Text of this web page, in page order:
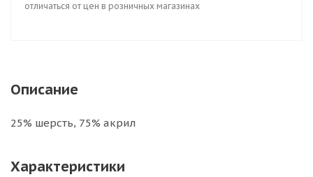
отличаться от цен в розничных магазинах
Описание
25% шерсть, 75% акрил
Характеристики